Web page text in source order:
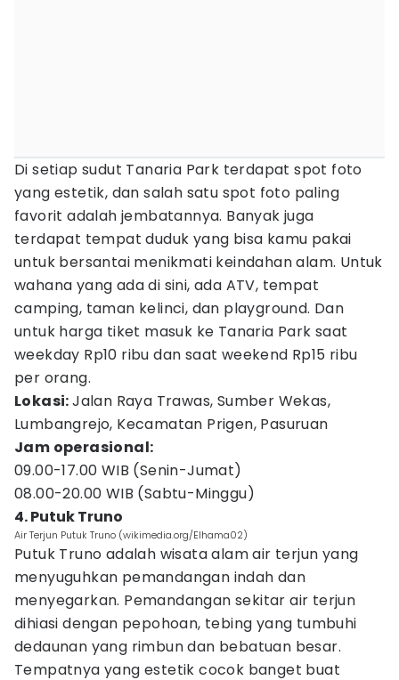
Di setiap sudut Tanaria Park terdapat spot foto
yang estetik, dan salah satu spot foto paling
favorit adalah jembatannya. Banyak juga
terdapat tempat duduk yang bisa kamu pakai
untuk bersantai menikmati keindahan alam. Untuk
wahana yang ada di sini, ada ATV, tempat
camping, taman kelinci, dan playground. Dan
untuk harga tiket masuk ke Tanaria Park saat
weekday Rp10 ribu dan saat weekend Rp15 ribu
per orang.
Lokasi:Jalan Raya Trawas, Sumber Wekas,
Lumbangrejo, Kecamatan Prigen, Pasuruan
Jam operasional:
09.00-17.00 WIB (Senin-Jumat)
08.00-20.00 WIB (Sabtu-Minggu)
4. Putuk Truno
Air Terjun Putuk Truno (wikimedia.org/Elhama02)
Putuk Truno adalah wisata alam air terjun yang
menyuguhkan pemandangan indah dan
menyegarkan. Pemandangan sekitar air terjun
dihiasi dengan pepohoan, tebing yang tumbuhi
dedaunan yang rimbun dan bebatuan besar.
Tempatnya yang estetik cocok banget buat